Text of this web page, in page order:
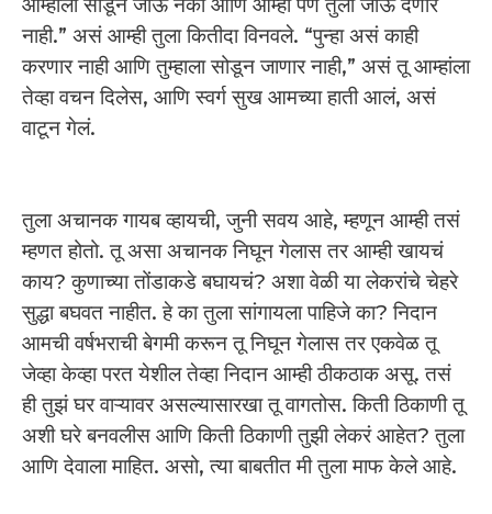
नाही.” असं आम्ही तुला कितीदा विनवले. “पुन्हा असं काही
करणार नाही आणि तुम्हाला सोडून जाणार नाही,” असं तू आम्हांला
तेव्हा वचन दिलेस, आणि स्वर्ग सुख आमच्या हाती आलं, असं
वाटून गेलं.
तुला अचानक गायब व्हायची, जुनी सवय आहे, म्हणून आम्ही तसं
म्हणत होतो. तू असा अचानक निघून गेलास तर आम्ही खायचं
काय? कुणाच्या तोंडाकडे बघायचं? अशा वेळी या लेकरांचे चेहरे
सुद्धा बघवत नाहीत. हे का तुला सांगायला पाहिजे का? निदान
आमची वर्षभराची बेगमी करून तू निघून गेलास तर एकवेळ तू
जेव्हा केव्हा परत येशील तेव्हा निदान आम्ही ठीकठाक असू. तसं
ही तुझं घर वाऱ्यावर असल्यासारखा तू वागतोस. किती ठिकाणी तू
अशी घरे बनवलीस आणि किती ठिकाणी तुझी लेकरं आहेत? तुला
आणि देवाला माहित. असो, त्या बाबतीत मी तुला माफ केले आहे.